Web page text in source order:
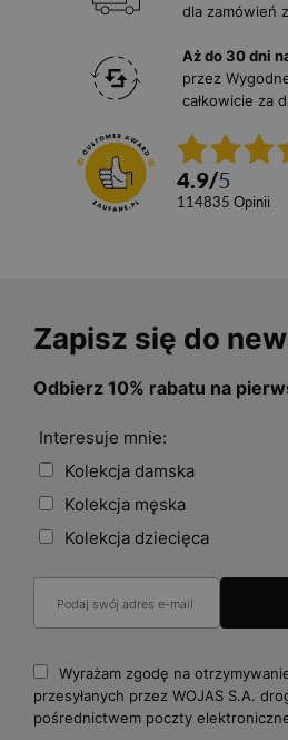
dla zamówień
Aż do 30 dni
przez
całkowicie za
4.9/5
114835 opinii
Zapisz się do
Odbierz 10% rabatu na
Interesuje mnie:
Kolekcja damska
Kolekcja męska
Kolekcja dziecięca
Wyrażam zgodę na
przesyłanych przez WOJAS S.A.
pośrednictwem poczty